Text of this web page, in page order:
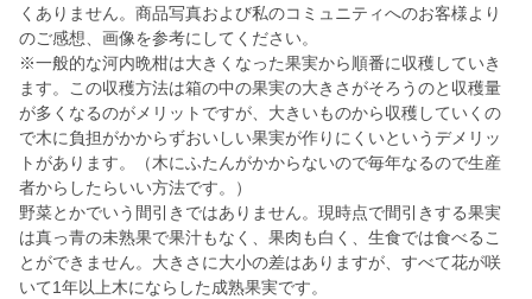
くありません。商品写真および私のコミュニティへのお客様より
のご感想、画像を参考にしてください。
※一般的な河内晩柑は大きくなった果実から順番に収穫していき
ます。この収穫方法は箱の中の果実の大きさがそろうのと収穫量
が多くなるのがメリットですが、大きいものから収穫していくの
で木に負担がかからずおいしい果実が作りにくいというデメリッ
トがあります。（木にふたんがかからないので毎年なるので生産
者からしたらいい方法です。）
野菜とかでいう間引きではありません。現時点で間引きする果実
は真っ青の未熟果で果汁もなく、果肉も白く、生食では食べるこ
とができません。大きさに大小の差はありますが、すべて花が咲
いて1年以上木にならした成熟果実です。